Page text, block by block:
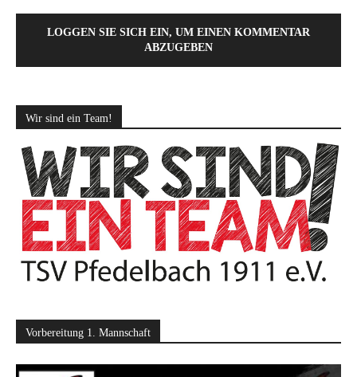
LOGGEN SIE SICH EIN, UM EINEN KOMMENTAR
ABZUGEBEN
Wir sind ein Team!
Vorbereitung 1. Mannschaft